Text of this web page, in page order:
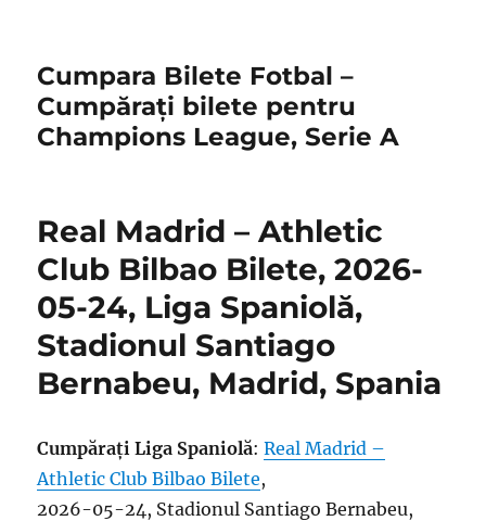
Cumpara Bilete Fotbal –
Cumpărați bilete pentru
Champions League, Serie A
Real Madrid – Athletic
Club Bilbao Bilete, 2026-
05-24, Liga Spaniolă,
Stadionul Santiago
Bernabeu, Madrid, Spania
Cumpărați Liga Spaniolă:Real Madrid –
Athletic Club Bilbao Bilete,
2026-05-24, Stadionul Santiago Bernabeu,